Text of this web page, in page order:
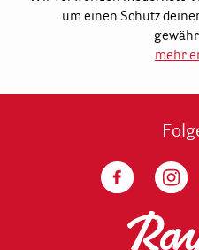
um einen Schutz
mehr